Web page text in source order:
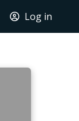
Log in